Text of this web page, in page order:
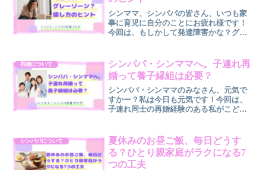
シンママ、シンパパの皆さん、いつも家
事に育児に自分のことにお疲れ様です！
今回は、もしかして発達障害かな？グレ
「職場のあの人って…」と思い当たる人
もいるのではないでしょう...
再婚について
シンパパ・シンママへ。子連れ再
婚って養子縁組は必要？
シンパパ・シンママのみなさん、元気で
すかー？私は今日も元気です！今回は、
子連れ同士の再婚経験のある私がこども
いのかな？」と疑問をおもちのあなた。
養子縁組をするケースあ...
シンパパについて
夏休みのお昼ご飯、毎日どうす
る？ひとり親家庭がラクになる7
つの工夫